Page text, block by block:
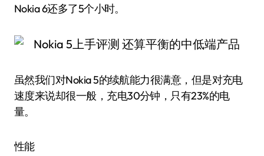
Nokia 6还多了5个小时。
虽然我们对Nokia 5的续航能力很满意，但是对充电
速度来说却很一般，充电30分钟，只有23%的电
量。
性能